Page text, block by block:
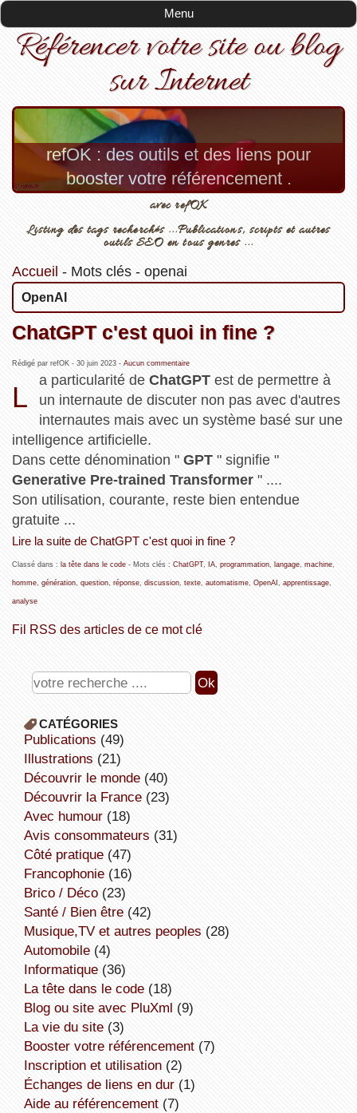
Menu
Référencer votre site ou blog
sur Internet
refOK : des outils et des liens pour
booster votre référencement .
avec refOK
Listing des tags recherchés ...Publications, scripts et autres
outils SEO en tous genres ...
Accueil - Mots clés- openai
OpenAI
ChatGPT c'est quoi in fine ?
Rédigé par refOK - 30 juin 2023- Aucun commentaire
L
a particularité deChatGPTest de permettre à
un internaute de discuter non pas avec d'autres
internautes mais avec un système basé sur une
intelligence artificielle.
Dans cette dénomination " GPT " signifie "
Generative Pre-trained Transformer" ....
Son utilisation, courante, reste bien entendue
gratuite ...
Lire la suite de ChatGPT c'est quoi in fine ?
Classé dans : la tête dans le code- Mots clés : ChatGPT, IA, programmation, langage, machine,
homme, génération, question, réponse, discussion, texte, automatisme, OpenAI apprentissage,
analyse
Fil RSS des articles de ce mot clé
CATÉGORIES
publications (49)
illustrations (21)
découvrir le monde(40)
découvrir la France(23)
avec humour(18)
avis consommateurs (31)
côté pratique(47)
Francophonie(16)
Brico / Déco(23)
Santé / Bien être(42)
Musique,TV et autres peoples (28)
Automobile(4)
informatique(36)
la tête dans le code(18)
Blog ou site avec PluXml (9)
la vie du site(3)
booster votre référencement(7)
inscription et utilisation(2)
échanges de liens en dur(1)
aide au référencement(7)